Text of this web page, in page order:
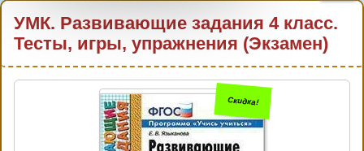
УМК. Развивающие задания 4 класс.
Тесты, игры, упражнения (Экзамен)
Скидка!